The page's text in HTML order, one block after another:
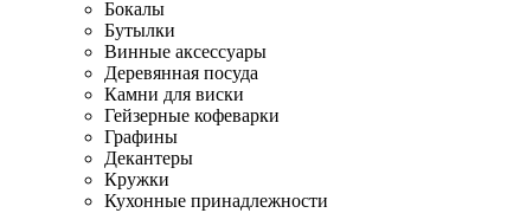
Бокалы
Бутылки
Винные аксессуары
Деревянная посуда
Камни для виски
Гейзерные кофеварки
Графины
Декантеры
Кружки
Кухонные принадлежности